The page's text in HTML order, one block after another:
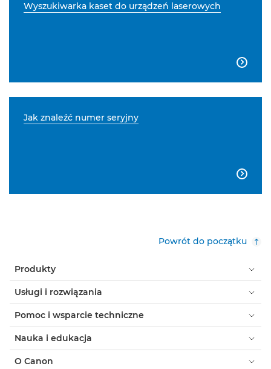
Wyszukiwarka kaset do urządzeń laserowych

Jak znaleźć numer seryjny

Powrót do początku
Produkty
Usługi i rozwiązania
Pomoc i wsparcie techniczne
Nauka i edukacja
O Canon